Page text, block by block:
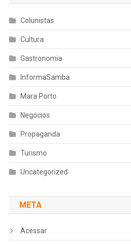
Colunistas
Cultura
Gastronomia
InformaSamba
Mara Porto
Negócios
Propaganda
Turismo
Uncategorized
META
Acessar